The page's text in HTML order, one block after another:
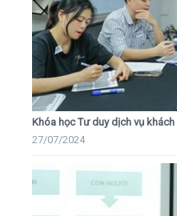
Khóa học Tư duy dịch vụ
27/07/2024